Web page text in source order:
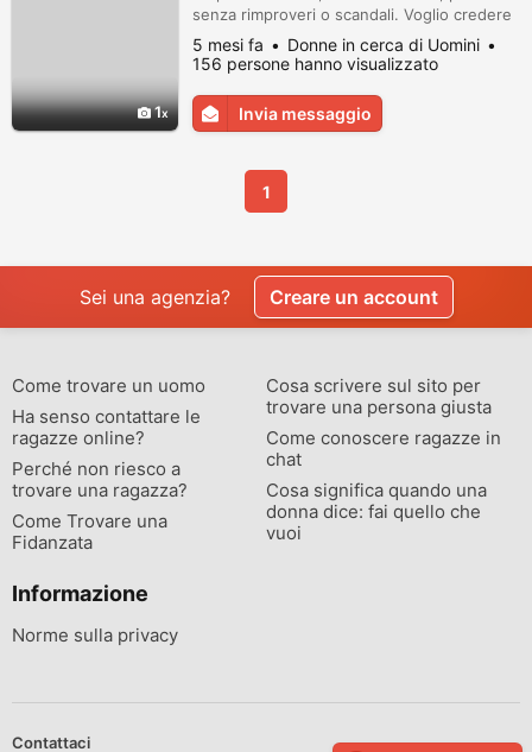
1
senza rimproveri o scandali. Voglio credere
che ci siano ancora uomini che apprezzano,
amano e rispettano veramente la loro dolce
metà
5 mesi fa
Donne in cerca di Uomini
156 persone hanno visualizzato
Invia messaggio
1
Sei una agenzia? Creare un account
Come trovare un uomo
Ha senso contattare le
ragazze online?
Perché non riesco a
trovare una ragazza?
Come Trovare una
Fidanzata
Cosa scrivere sul sito per
trovare una persona giusta
Come conoscere ragazze in
chat
Cosa significa quando una
donna dice: fai quello che
vuoi
Informazione
Norme sulla privacy
Contattaci